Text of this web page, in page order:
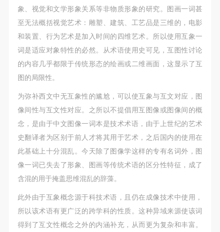
象、视觉和文学形象关系等非物质形象的研究。图画一词甚
至无法概括视觉艺术：雕塑、建筑、工艺品是三维的，电影
和装置、行为艺术是加入时间的四维艺术。所以使用互象一
词是适应对象特性的必然。从术语使用史可见，互图性讨论
的内容几乎都限于传统形态的绘画或二维画面，这显示了互
图的局限性。
为弥补西文中无互象性的尴尬，可以使互象与互文对应，图
像间性与互文性对应。之所以不提倡用互图像或图像间的概
念，是由于中文图像一词本是技术术语，由于上世纪的艺术
史翻译者为区别于前人才将其用于艺术，之后国内的使用在
此基础上十分混乱。今天除了图像学这样的专有名词外，图
像一词已失去了形象、图画等传统术语的区分性特征，成了
含混的用于掩盖思维混乱的辞藻。
此外由于互象概念源于科技术语，且仍在成像技术中使用，
所以该术语有更广泛的跨学科的性质。这种异域来源使该词
得到了互文性概念之外的内涵补充，从而更为复杂和丰富。